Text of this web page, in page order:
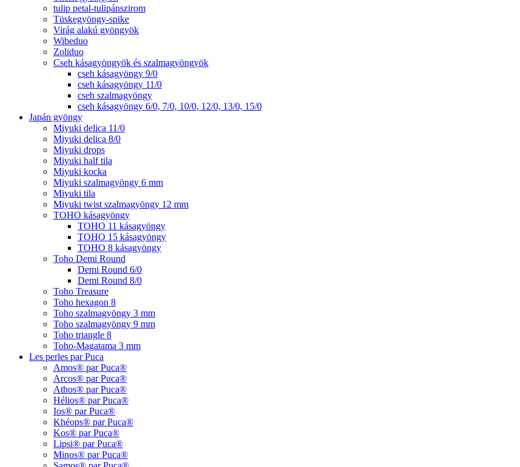
tulip petal-tulipánszirom
Tüskegyöngy-spike
Virág alakú gyöngyök
Wibeduo
Zoliduo
Cseh kásagyöngyök és szalmagyöngyök
cseh kásagyöngy 9/0
cseh kásagyöngy 11/0
cseh szalmagyöngy
cseh kásagyöngy 6/0, 7/0, 10/0, 12/0, 13/0, 15/0
Japán gyöngy
Miyuki delica 11/0
Miyuki delica 8/0
Miyuki drops
Miyuki half tila
Miyuki kocka
Miyuki szalmagyöngy 6 mm
Miyuki tila
Miyuki twist szalmagyöngy 12 mm
TOHO kásagyöngy
TOHO 11 kásagyöngy
TOHO 15 kásagyöngy
TOHO 8 kásagyöngy
Toho Demi Round
Demi Round 6/0
Demi Round 8/0
Toho Treasure
Toho hexagon 8
Toho szalmagyöngy 3 mm
Toho szalmagyöngy 9 mm
Toho triangle 8
Toho-Magatama 3 mm
Les perles par Puca
Amos® par Puca®
Arcos® par Puca®
Athos® par Puca®
Hélios® par Puca®
Ios® par Puca®
Khéops® par Puca®
Kos® par Puca®
Lipsi® par Puca®
Minos® par Puca®